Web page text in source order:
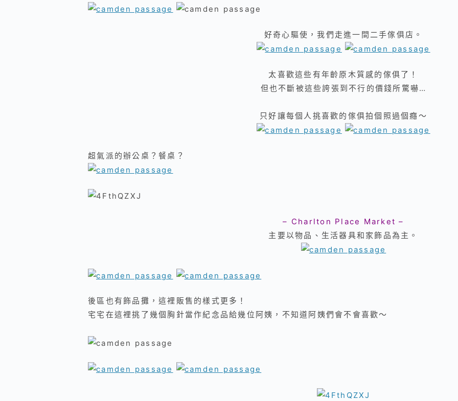
好奇心驅使，我們走進一間二手傢俱店。
太喜歡這些有年齡原木質感的傢俱了！
但也不斷被這些誇張到不行的價錢所驚嚇…
只好讓每個人挑喜歡的傢俱拍個照過個癮～
超氣派的辦公桌？餐桌？
– Charlton Place Market –
主要以物品、生活器具和家飾品為主。
後區也有飾品攤，這裡販售的樣式更多！
宅宅在這裡挑了幾個胸針當作紀念品給幾位阿姨，不知道阿姨們會不會喜歡～